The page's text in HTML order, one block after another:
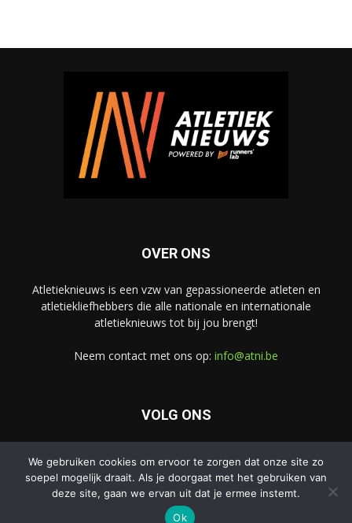
OVER ONS
Atletieknieuws is een vzw van gepassioneerde atleten en
atletiekliefhebbers die alle nationale en internationale
atletieknieuws tot bij jou brengt!
Neem contact met ons op: info@atni.be
VOLG ONS
We gebruiken cookies om ervoor te zorgen dat onze site zo
soepel mogelijk draait. Als je doorgaat met het gebruiken van
deze site, gaan we ervan uit dat je ermee instemt.
Ok